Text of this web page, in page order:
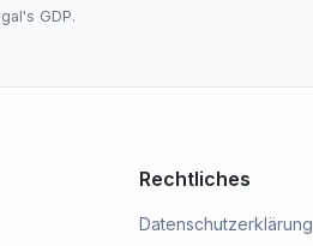
GDP.
Rechtliches
Datenschutzerklärung